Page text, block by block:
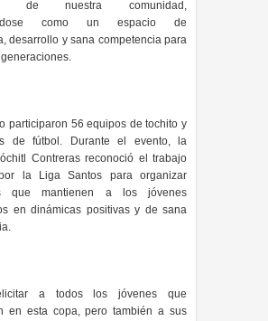
de nuestra comunidad,
como un espacio de
desarrollo y sana competencia para
participaron 56 equipos de tochito y
de fútbol. Durante el evento, la
Contreras reconoció el trabajo
la Liga Santos para organizar
que mantienen a los jóvenes
en dinámicas positivas y de sana
a todos los jóvenes que
en esta copa, pero también a sus